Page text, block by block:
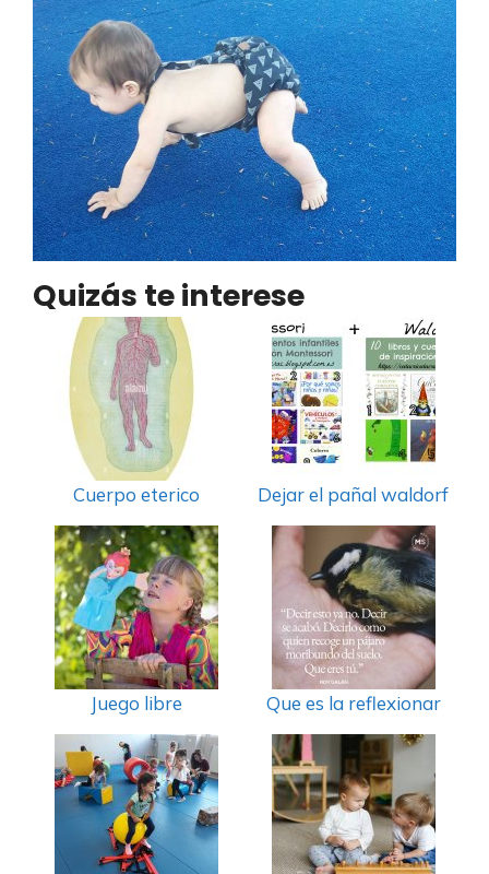
Quizás te interese
Cuerpo eterico Dejar el pañal waldorf
Juego libre Que es la reflexionar